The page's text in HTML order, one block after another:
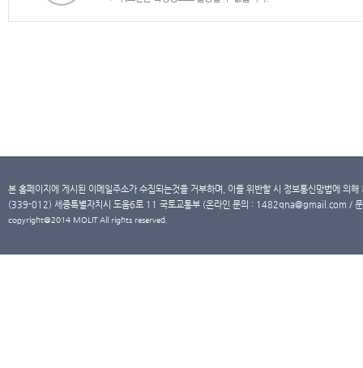
본 홈페이지에 게시된 이메일주소가 수집되는것을 거부하며, 이를 위반할 시 정보통신망법에 의
(339-012) 세종특별자치시 도움6로 11 국토교통부 (온라인 문의 : 1482qna@gmail.com /
copyright@2014 MOLIT All rights reserved.